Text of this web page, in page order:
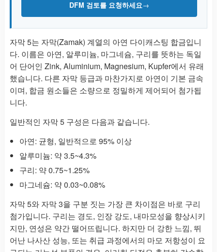
DFM 검토를 요청하세요→
자막 5는 자막(Zamak) 계열의 아연 다이캐스팅 합금입니
다. 이름은 아연, 알루미늄, 마그네슘, 구리를 뜻하는 독일
어 단어인 Zink, Aluminium, Magnesium, Kupfer에서 유래
했습니다. 다른 자막 등급과 마찬가지로 아연이 기본 금속
이며, 합금 원소들은 소량으로 정밀하게 제어되어 첨가됩
니다.
일반적인 자막 5 구성은 다음과 같습니다.
아연: 균형, 일반적으로 95% 이상
알루미늄: 약 3.5~4.3%
구리: 약 0.75~1.25%
마그네슘: 약 0.03~0.08%
자막 5와 자막 3을 구분 짓는 가장 큰 차이점은 바로 구리
첨가입니다. 구리는 경도, 인장 강도, 내마모성을 향상시키
지만, 연성은 약간 떨어뜨립니다. 하지만 더 강한 느낌, 뛰
어난 나사산 성능, 또는 취급 과정에서의 마모 저항성이 요